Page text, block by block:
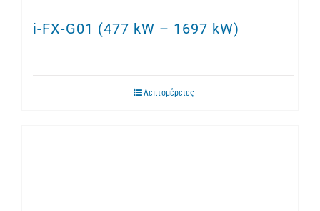
i-FX-G01 (477 kW – 1697 kW)
Λεπτομέρειες